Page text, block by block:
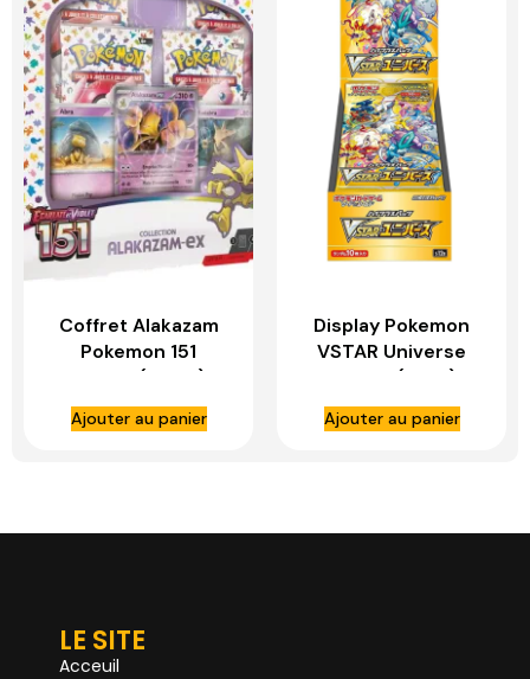
Coffret Alakazam
Pokemon 151
Français (EV3.5) –
ASMODEE
Ajouter au panier
Display Pokemon
VSTAR Universe
Japonais (S12A) –
ASMODEE
Ajouter au panier
LE SITE
Acceuil